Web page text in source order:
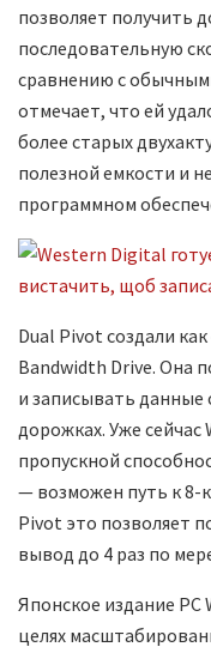
позволяет получить
последовательную
сравнению с
отмечает, что ей
более старых
полезной емкости и
программном
Dual Pivot создали
Bandwidth Drive. Она
и записывать данные
дорожках. Уже сейчас
пропускной
— возможен путь к 8-
Pivot это позволяет
вывод до 4 раз по
Японское издание
целях